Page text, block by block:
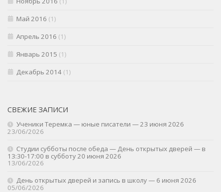
Май 2016 (1)
Апрель 2016 (1)
Январь 2015 (1)
Декабрь 2014 (1)
СВЕЖИЕ ЗАПИСИ
Ученики Теремка — юные писатели — 23 июня 2026
23/06/2026
Студии субботы после обеда — День открытых дверей — в
13:30-17:00 в субботу 20 июня 2026
13/06/2026
День открытых дверей и запись в школу — 6 июня 2026
05/06/2026